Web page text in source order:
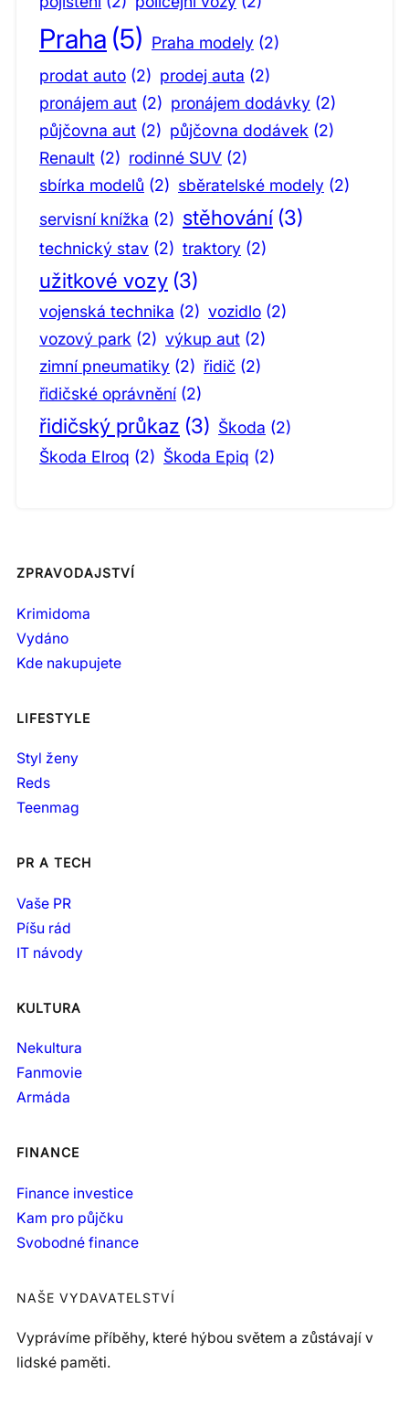
Praha (5) Praha modely (2)
prodat auto (2) prodej auta (2)
pronájem aut (2) pronájem dodávky (2)
půjčovna aut (2) půjčovna dodávek (2)
Renault (2) rodinné SUV (2)
sbírka modelů (2) sběratelské modely (2)
servisní knížka (2) stěhování (3)
technický stav (2) traktory (2)
užitkové vozy (3)
vojenská technika (2) vozidlo (2)
vozový park (2) výkup aut (2)
zimní pneumatiky (2) řidič (2)
řidičské oprávnění (2)
řidičský průkaz (3) Škoda (2)
Škoda Elroq (2) Škoda Epiq (2)
ZPRAVODAJSTVÍ
Krimidoma
Vydáno
Kde nakupujete
LIFESTYLE
Styl ženy
Reds
Teenmag
PR A TECH
Vaše PR
Píšu rád
IT návody
KULTURA
Nekultura
Fanmovie
Armáda
FINANCE
Finance investice
Kam pro půjčku
Svobodné finance
NAŠE VYDAVATELSTVÍ
Vyprávíme příběhy, které hýbou světem a zůstávají v
lidské paměti.